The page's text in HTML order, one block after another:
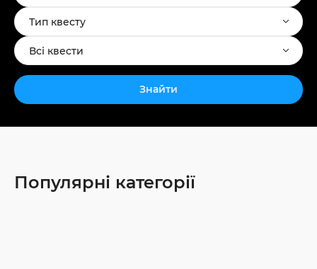
Тип квесту
Всі квести
Знайти
Популярні категорії